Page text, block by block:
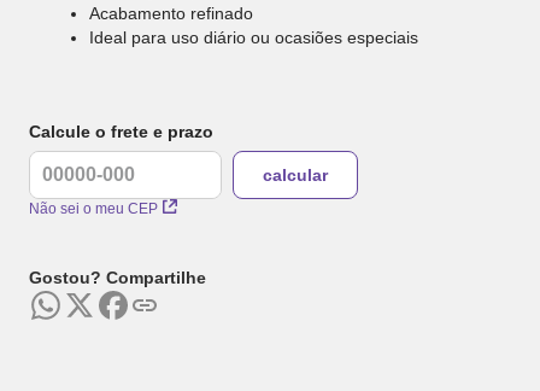
Acabamento refinado
Ideal para uso diário ou ocasiões especiais
Calcule o frete e prazo
Não sei o meu CEP
Gostou? Compartilhe